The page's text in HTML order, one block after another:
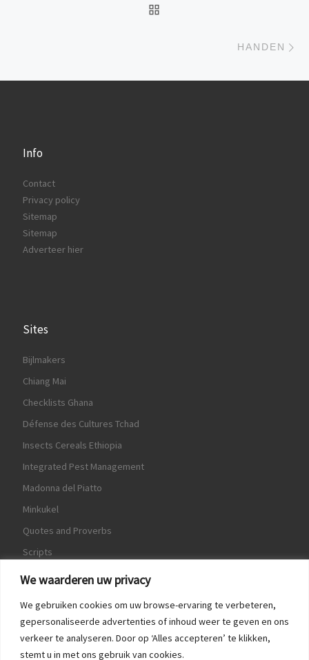
We waarderen uw privacy
We gebruiken cookies om uw browse-ervaring te verbeteren,
gepersonaliseerde advertenties of inhoud weer te geven en ons
verkeer te analyseren. Door op ‘Alles accepteren’ te klikken,
stemt u in met ons gebruik van cookies.
HANDEN
Info
Contact
Privacy policy
Sitemap
Sitemap
Adverteer hier
Sites
Bijlmakers
Chiang Mai
Checklists Ghana
Défense des Cultures Tchad
Insects Cereals Ethiopia
Integrated Pest Management
Madonna del Piatto
Minkukel
Quotes and Proverbs
Scripts
World Crops Database
Game